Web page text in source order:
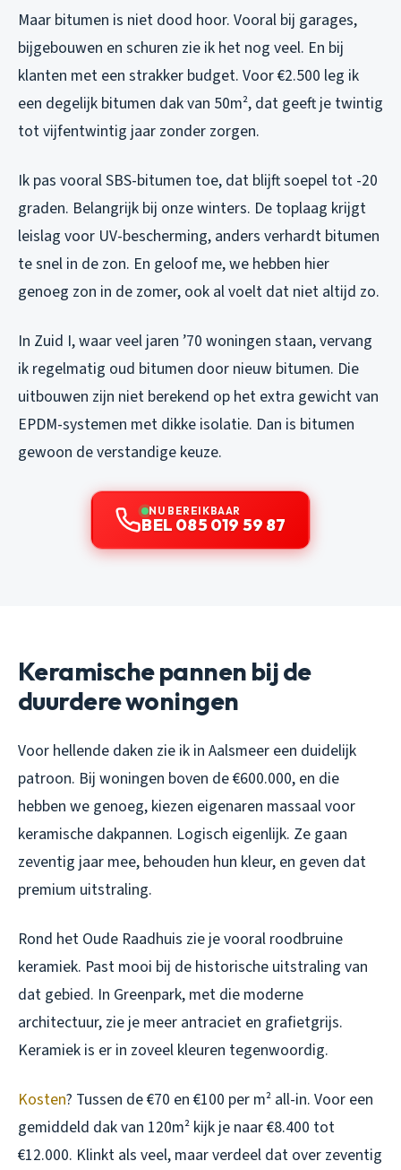
Maar bitumen is niet dood hoor. Vooral bij garages,
bijgebouwen en schuren zie ik het nog veel. En bij
klanten met een strakker budget. Voor €2.500 leg ik
een degelijk bitumen dak van 50m², dat geeft je twintig
tot vijfentwintig jaar zonder zorgen.
Ik pas vooral SBS-bitumen toe, dat blijft soepel tot -20
graden. Belangrijk bij onze winters. De toplaag krijgt
leislag voor UV-bescherming, anders verhardt bitumen
te snel in de zon. En geloof me, we hebben hier
genoeg zon in de zomer, ook al voelt dat niet altijd zo.
In Zuid I, waar veel jaren ’70 woningen staan, vervang
ik regelmatig oud bitumen door nieuw bitumen. Die
uitbouwen zijn niet berekend op het extra gewicht van
EPDM-systemen met dikke isolatie. Dan is bitumen
gewoon de verstandige keuze.
NU BEREIKBAAR
BEL 085 019 59 87
Keramische pannen bij de
duurdere woningen
Voor hellende daken zie ik in Aalsmeer een duidelijk
patroon. Bij woningen boven de €600.000, en die
hebben we genoeg, kiezen eigenaren massaal voor
keramische dakpannen. Logisch eigenlijk. Ze gaan
zeventig jaar mee, behouden hun kleur, en geven dat
premium uitstraling.
Rond het Oude Raadhuis zie je vooral roodbruine
keramiek. Past mooi bij de historische uitstraling van
dat gebied. In Greenpark, met die moderne
architectuur, zie je meer antraciet en grafietgrijs.
Keramiek is er in zoveel kleuren tegenwoordig.
Kosten? Tussen de €70 en €100 per m² all-in. Voor een
gemiddeld dak van 120m² kijk je naar €8.400 tot
€12.000. Klinkt als veel, maar verdeel dat over zeventig